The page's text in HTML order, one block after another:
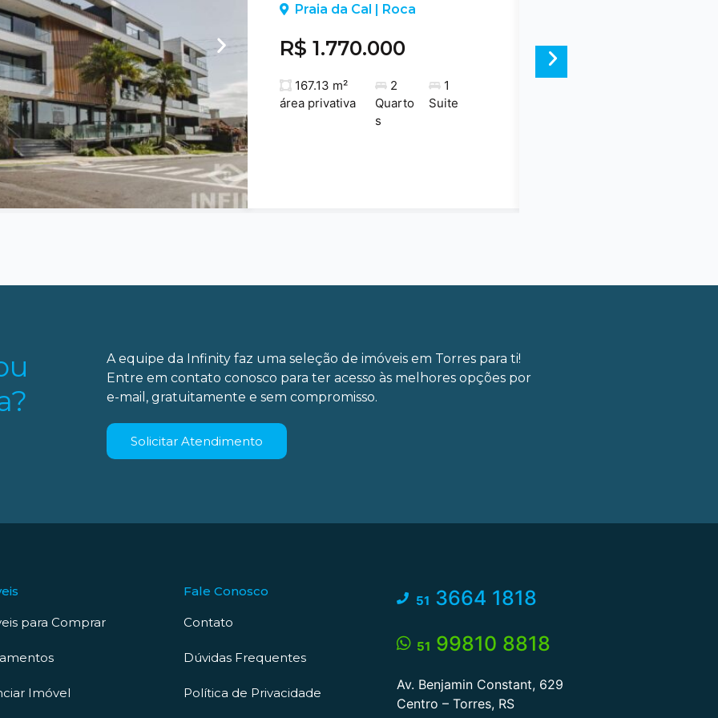
Praia da Cal | Roca
R$ 1.770.000
167.13 m²
área privativa
2
Quarto
s
1
Suite
A equipe da Infinity faz uma seleção de imóveis em Torres para ti!
Entre em contato conosco para ter acesso às melhores opções por
e-mail, gratuitamente e sem compromisso.
Solicitar Atendimento
para Comprar
Imóvel
Fale Conosco
Contato
Dúvidas Frequentes
Política de Privacidade
51 3664 1818
51 99810 8818
Av. Benjamin Constant, 629
Centro – Torres, RS